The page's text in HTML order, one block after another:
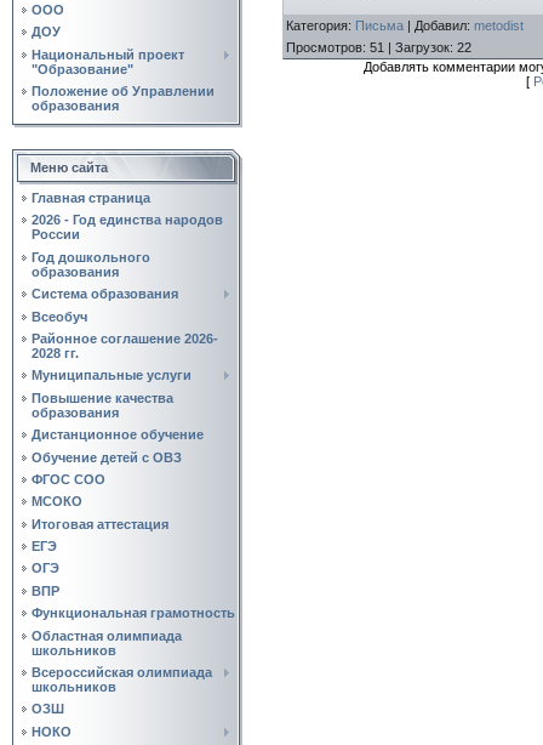
ООО
ДОУ
Национальный проект
"Образование"
Положение об Управлении
образования
Меню сайта
Главная страница
2026 - Год единства народов
России
Год дошкольного
образования
Система образования
Всеобуч
Районное соглашение 2026-
2028 гг.
Муниципальные услуги
Повышение качества
образования
Дистанционное обучение
Обучение детей с ОВЗ
ФГОС СОО
МСОКО
Итоговая аттестация
ЕГЭ
ОГЭ
ВПР
Функциональная грамотность
Областная олимпиада
школьников
Всероссийская олимпиада
школьников
ОЗШ
НОКО
Категория: Письма | Добавил: metodist
Просмотров: 51 | Загрузок: 22
Добавлять комментарии
[